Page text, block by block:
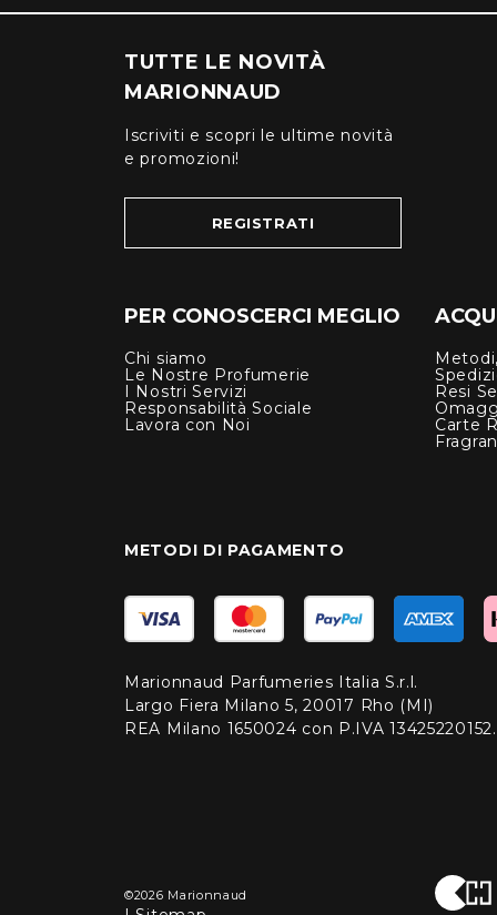
TUTTE LE NOVITÀ
MARIONNAUD
Iscriviti e scopri le ultime novità
e promozioni!
REGISTRATI
PER CONOSCERCI MEGLIO
Chi siamo
Le Nostre Profumerie
I Nostri Servizi
Responsabilità Sociale
Lavora con Noi
Resi
Carte
METODI DI PAGAMENTO
Marionnaud Parfumeries Italia S.r.l.
Largo Fiera Milano 5, 20017 Rho (MI)
REA Milano 1650024 con P.IVA 13425220152.
©2026 Marionnaud